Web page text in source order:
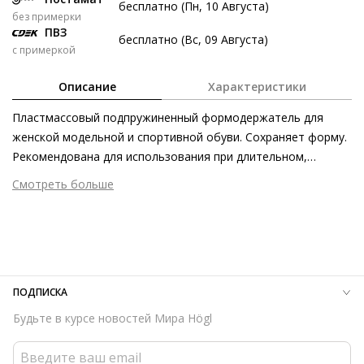
7 авг
122 ₽
122 ₽
122 ₽
124 ₽
Долями
Разделите стоимость покупки
списывать каждые две недели
122 ₽ сейчас
без примерки
бесплатно (Пн, 10 Августа)
ПВЗ
с примеркой
бесплатно (Вс, 09 Августа)
Описание Характеристики
Пластмассовый подпружиненный формодержатель для
женской модельной и спортивной обуви. Сохраняет форму.
Рекомендована для использования при длительном,
межсезонном хранении. Также облегчает чистку и
полировку обуви.
Смотреть больше
ПОДПИСКА
Будьте в курсе новостей Мира Högl